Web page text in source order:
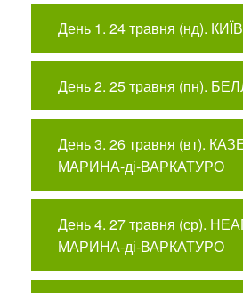
День 1. 24 травня (нд). КИЇВ
День 2. 25 травня (пн).
День 3. 26 травня (вт).
МАРИНА-ді-ВАРКАТУРО
День 4. 27 травня (ср).
МАРИНА-ді-ВАРКАТУРО